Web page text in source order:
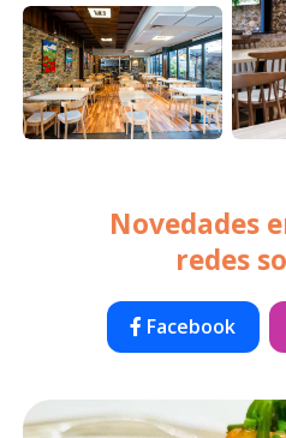
Novedades
redes
Facebook